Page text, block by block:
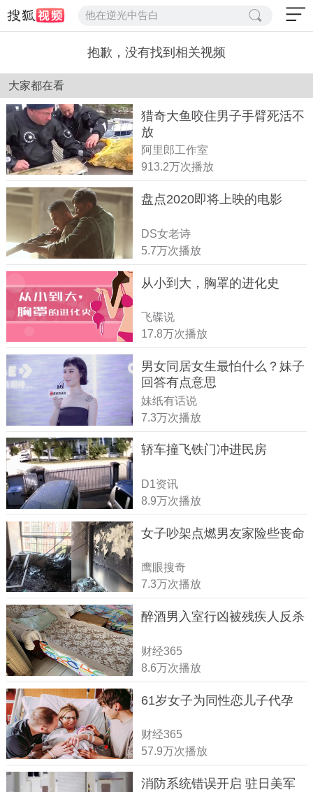
他在逆光中告白
抱歉，没有找到相关视频
大家都在看
猎奇大鱼咬住男子手臂死活不
放
阿里郎工作室
913.2万次播放
盘点2020即将上映的电影
DS女老诗
5.7万次播放
从小到大，胸罩的进化史
飞碟说
17.8万次播放
男女同居女生最怕什么？妹子
回答有点意思
妹纸有话说
7.3万次播放
轿车撞飞铁门冲进民房
D1资讯
8.9万次播放
女子吵架点燃男友家险些丧命
鹰眼搜奇
7.3万次播放
醉酒男入室行凶被残疾人反杀
财经365
8.6万次播放
61岁女子为同性恋儿子代孕
财经365
57.9万次播放
消防系统错误开启 驻日美军